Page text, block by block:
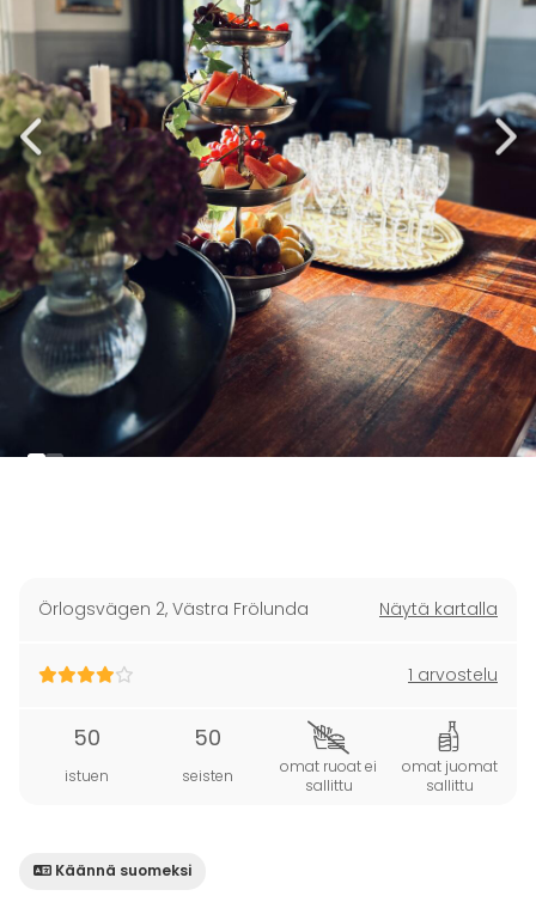
Örlogsvägen 2, Västra Frölunda Näytä kartalla
1 arvostelu
50
istuen
50
seisten
omat ruoat ei
sallittu
omat juomat
sallittu
Käännä suomeksi